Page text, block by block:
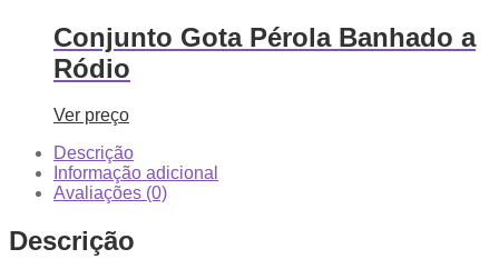
Conjunto Gota Pérola Banhado a
Ródio
Ver preço
Descrição
Informação adicional
Avaliações (0)
Descrição